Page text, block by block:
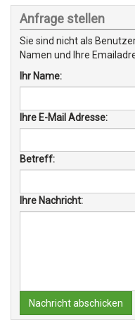
Anfrage stellen
Sie sind nicht als
Namen und Ihre
Ihr Name:
Ihre E-Mail Adresse:
Betreff:
Ihre Nachricht:
Nachricht abschicken